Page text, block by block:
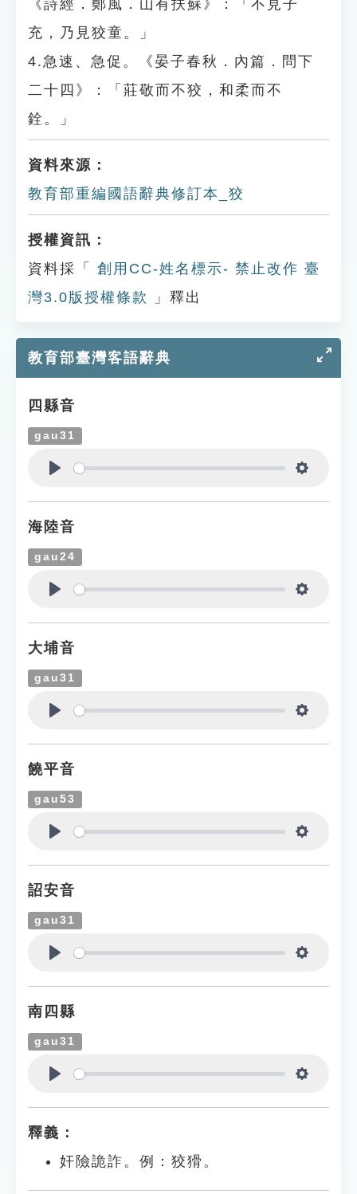
《詩經．鄭風．山有扶蘇》：「不見子
充，乃見狡童。」
4.急速、急促。《晏子春秋．內篇．問下
二十四》：「莊敬而不狡，和柔而不
銓。」
資料來源：
教育部重編國語辭典修訂本_狡
授權資訊：
資料採「
創用CC-姓名標示- 禁止改作 臺
灣3.0版授權條款
」釋出
教育部臺灣客語辭典
四縣音
gau31
海陸音
gau24
大埔音
gau31
饒平音
gau53
詔安音
gau31
南四縣
gau31
釋義：
奸險詭詐。例：狡猾。